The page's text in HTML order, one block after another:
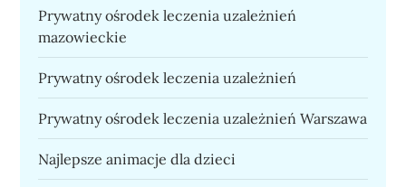
Prywatny ośrodek leczenia uzależnień
mazowieckie
Prywatny ośrodek leczenia uzależnień
Prywatny ośrodek leczenia uzależnień Warszawa
Najlepsze animacje dla dzieci